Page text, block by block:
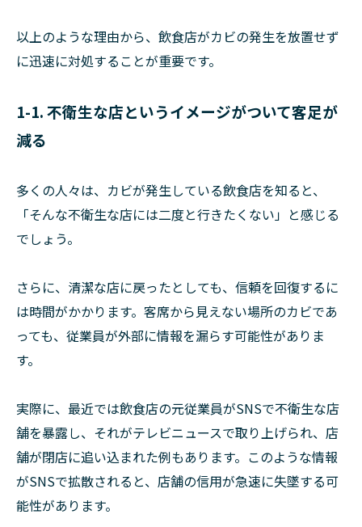
以上のような理由から、飲食店がカビの発生を放置せず
に迅速に対処することが重要です。
1-1. 不衛生な店というイメージがついて客足が
減る
多くの人々は、カビが発生している飲食店を知ると、
「そんな不衛生な店には二度と行きたくない」と感じる
でしょう。
さらに、清潔な店に戻ったとしても、信頼を回復するに
は時間がかかります。客席から見えない場所のカビであ
っても、従業員が外部に情報を漏らす可能性がありま
す。
実際に、最近では飲食店の元従業員がSNSで不衛生な店
舗を暴露し、それがテレビニュースで取り上げられ、店
舗が閉店に追い込まれた例もあります。このような情報
がSNSで拡散されると、店舗の信用が急速に失墜する可
能性があります。